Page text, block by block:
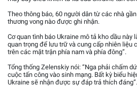
Theo thông báo, 60 người dân từ các nhà
thương vong nào được ghi nhận.
Cơ quan tình báo Ukraine mô tả kho dầu này
quan trọng để lưu trữ và cung cấp nhiên liệu
trên các mặt trận phía nam và phía đông”.
Tổng thống Zelenskiy nói: “Nga phải chấm
cuộc tấn công vào sinh mạng. Bất kỳ biểu
Ukraine sẽ nhận được sự đáp trả thích đáng”.